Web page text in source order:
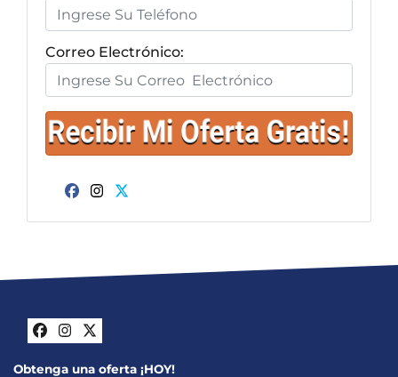
Correo Electrónico:
Facebook
Facebook
Instagram
Twitter
Obtenga una oferta ¡HOY!